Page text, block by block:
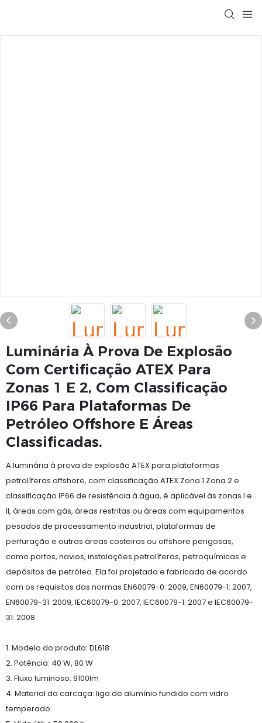
Luminária À Prova De Explosão
Com Certificação ATEX Para
Zonas 1 E 2, Com Classificação
IP66 Para Plataformas De
Petróleo Offshore E Áreas
Classificadas.
A luminária à prova de explosão ATEX para plataformas
petrolíferas offshore, com classificação ATEX Zona 1 Zona 2 e
classificação IP66 de resistência à água, é aplicável às zonas I e
II, áreas com gás, áreas restritas ou áreas com equipamentos
pesados ​​de processamento industrial, plataformas de
perfuração e outras áreas costeiras ou offshore perigosas,
como portos, navios, instalações petrolíferas, petroquímicas e
depósitos de petróleo. Ela foi projetada e fabricada de acordo
com os requisitos das normas EN60079-0: 2009, EN60079-1: 2007,
EN60079-31: 2009, IEC60079-0: 2007, IEC60079-1: 2007 e IEC60079-
31: 2008.
1. Modelo do produto: DL618
2. Potência: 40 W, 80 W
3. Fluxo luminoso: 9100lm
4. Material da carcaça: liga de alumínio fundido com vidro
temperado